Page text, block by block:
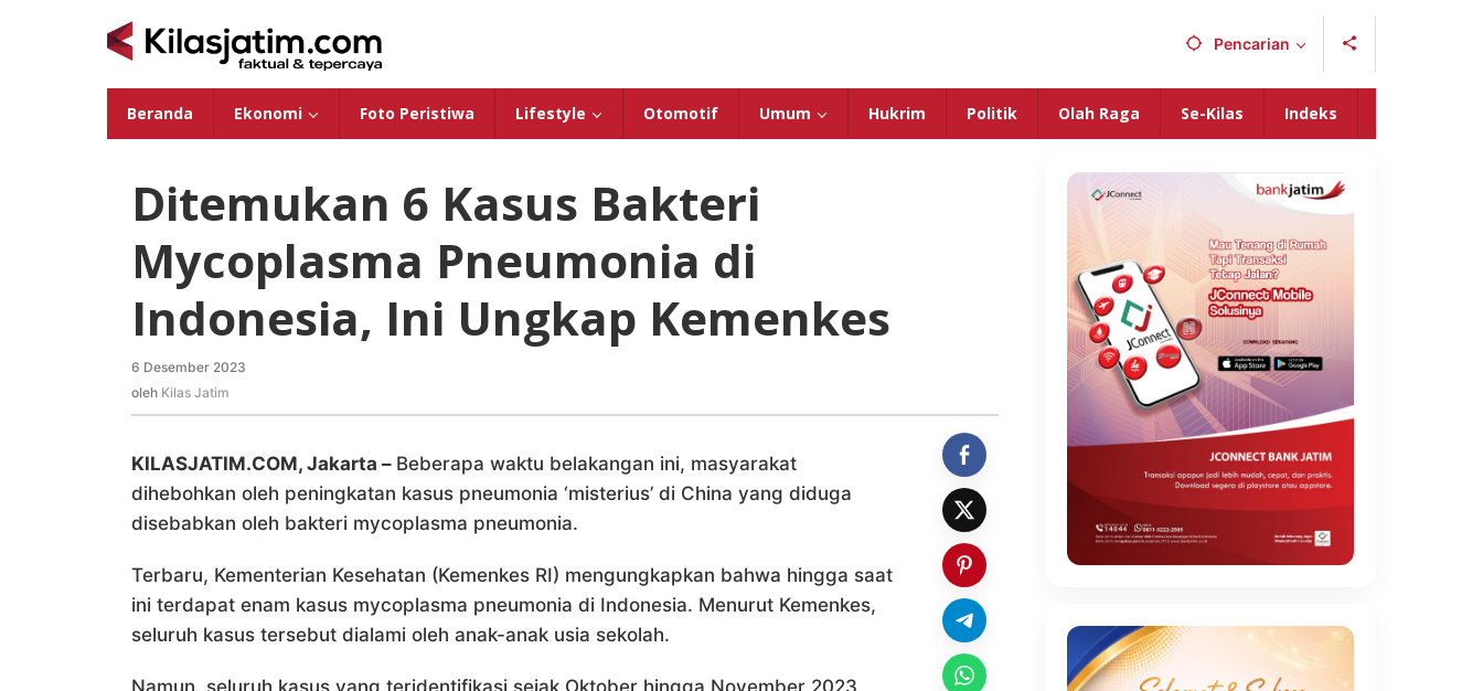
Pencarian
Beranda Ekonomi Foto Peristiwa Lifestyle Otomotif Umum Hukrim Politik Olah Raga Se-Kilas Indeks
Ditemukan 6 Kasus Bakteri
Mycoplasma Pneumonia di
Indonesia, Ini Ungkap Kemenkes
6 Desember 2023
oleh Kilas Jatim
KILASJATIM.COM, Jakarta – Beberapa waktu belakangan ini, masyarakat
dihebohkan oleh peningkatan kasus pneumonia ‘misterius’ di China yang diduga
disebabkan oleh bakteri mycoplasma pneumonia.
Terbaru, Kementerian Kesehatan (Kemenkes RI) mengungkapkan bahwa hingga saat
ini terdapat enam kasus mycoplasma pneumonia di Indonesia. Menurut Kemenkes,
seluruh kasus tersebut dialami oleh anak-anak usia sekolah.
Namun, seluruh kasus yang teridentifikasi sejak Oktober hingga November 2023